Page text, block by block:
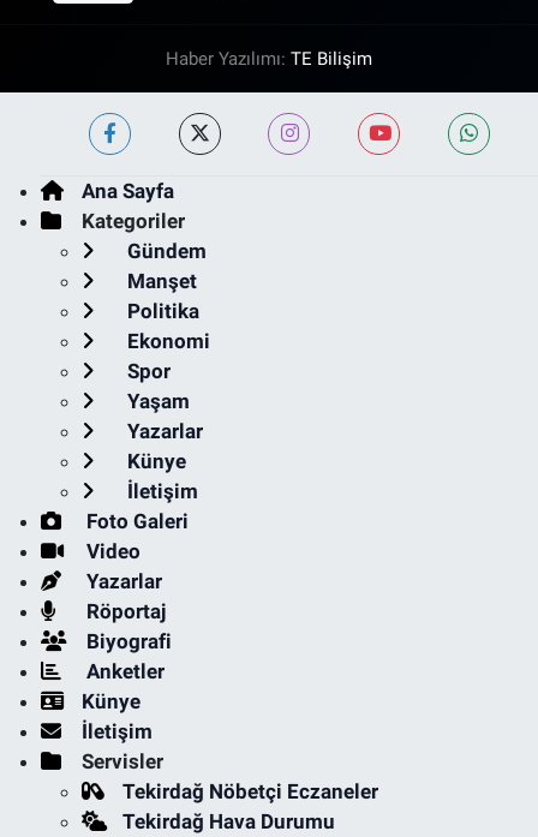
Haber Yazılımı: TE Bilişim
Ana Sayfa
Kategoriler
Gündem
Manşet
Politika
Ekonomi
Spor
Yaşam
Yazarlar
Künye
İletişim
Foto Galeri
Video
Yazarlar
Röportaj
Biyografi
Anketler
Künye
İletişim
Servisler
Tekirdağ Nöbetçi Eczaneler
Tekirdağ Hava Durumu